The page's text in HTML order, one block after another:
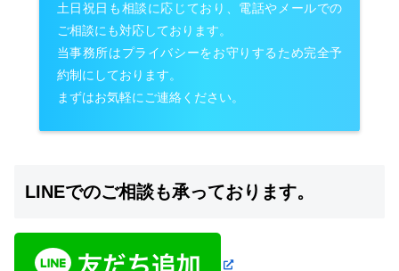
土日祝日も相談に応じており、電話やメールでの
ご相談にも対応しております。
当事務所はプライバシーをお守りするため完全予
約制にしております。
まずはお気軽にご連絡ください。
LINEでのご相談も承っております。